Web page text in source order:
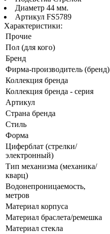
Диаметр 44 мм.
Артикул FS5789
Характеристики:
Прочие
Пол (для кого)
Бренд
Фирма-производитель (бренд)
Коллекция бренда
Коллекция бренда - серия
Артикул
Страна бренда
Стиль
Форма
Циферблат (стрелки/
электронный)
Тип механизма (механика/
кварц)
Водонепроницаемость,
метров
Материал корпуса
Материал браслета/ремешка
Материал стекла